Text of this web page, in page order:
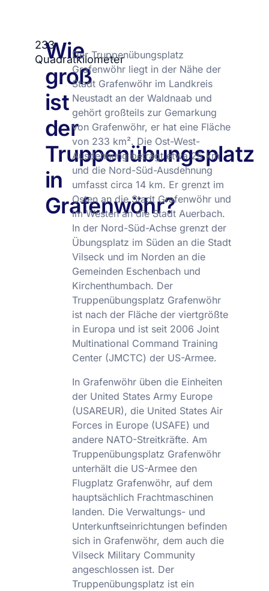
233
Quadratkilometer
Wie
groß
ist
der
Truppenübungsplatz
in
Grafenwöhr?
Der Truppenübungsplatz
Grafenwöhr liegt in der Nähe der
Stadt Grafenwöhr im Landkreis
Neustadt an der Waldnaab und
gehört großteils zur Gemarkung
von Grafenwöhr, er hat eine Fläche
von 233 km². Die Ost-West-
Ausdehnung beträgt etwa 25 km
und die Nord-Süd-Ausdehnung
umfasst circa 14 km. Er grenzt im
Osten an die Stadt Grafenwöhr und
im Westen an die Stadt Auerbach.
In der Nord-Süd-Achse grenzt der
Übungsplatz im Süden an die Stadt
Vilseck und im Norden an die
Gemeinden Eschenbach und
Kirchenthumbach. Der
Truppenübungsplatz Grafenwöhr
ist nach der Fläche der viertgrößte
in Europa und ist seit 2006 Joint
Multinational Command Training
Center (JMCTC) der US-Armee.
In Grafenwöhr üben die Einheiten
der United States Army Europe
(USAREUR), die United States Air
Forces in Europe (USAFE) und
andere NATO-Streitkräfte. Am
Truppenübungsplatz Grafenwöhr
unterhält die US-Armee den
Flugplatz Grafenwöhr, auf dem
hauptsächlich Frachtmaschinen
landen. Die Verwaltungs- und
Unterkunftseinrichtungen befinden
sich in Grafenwöhr, dem auch die
Vilseck Military Community
angeschlossen ist. Der
Truppenübungsplatz ist ein